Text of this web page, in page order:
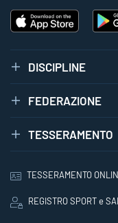
DISCIPLINE
FEDERAZIONE
TESSERAMENTO
TESSERAMENTO
REGISTRO SPORT e